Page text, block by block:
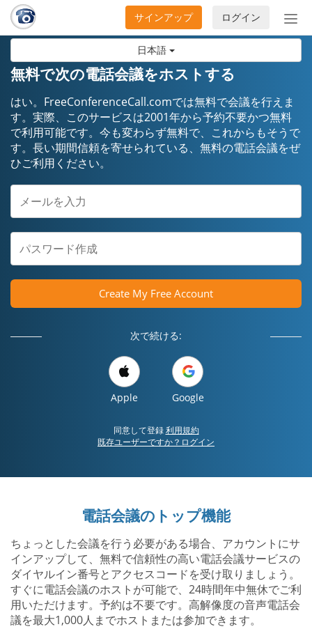
日本語
ナ
ビ
ョ
ン
の
開
ログイン
サインアップ
無料で次の電話会議をホストする
はい。FreeConferenceCall.comでは無料で会議を行えま
す。実際、このサービスは2001年から予約不要かつ無料
で利用可能です。今も変わらず無料で、これからもそうで
す。長い期間信頼を寄せられている、無料の電話会議をぜ
ひご利用ください。
Create My Free Account
次で続ける:
Apple Google
同意して登録利用規約
既存ユーザーですか？ログイン
電話会議のトップ機能
ちょっとした会議を行う必要がある場合、アカウントにサ
インアップして、無料で信頼性の高い電話会議サービスの
ダイヤルイン番号とアクセスコードを受け取りましょう。
すぐに電話会議のホストが可能で、24時間年中無休でご利
用いただけます。予約は不要です。高解像度の音声電話会
議を最大1,000人までホストまたは参加できます。